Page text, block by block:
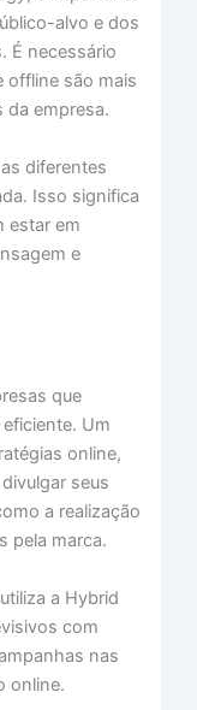
alvo e dos
É necessário
offline são mais
da empresa.
diferentes
Isso significa
estar em
e
que
Um
online,
seus
a realização
pela marca.
a Hybrid
com
nas
online.